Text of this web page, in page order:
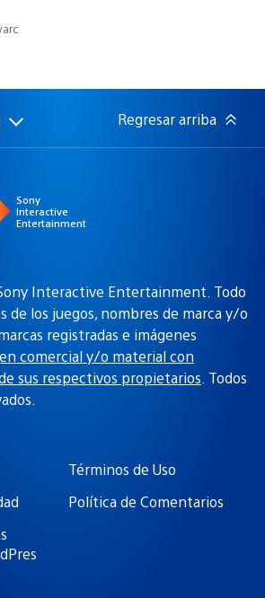
Regresar arriba
Sony
Interactive
Entertainment
Interactive Entertainment. Todo
los juegos, nombres de marca y/o
registradas e imágenes
comercial y/o material con
sus respectivos propietarios. Todos
Términos de Uso
Política de Comentarios